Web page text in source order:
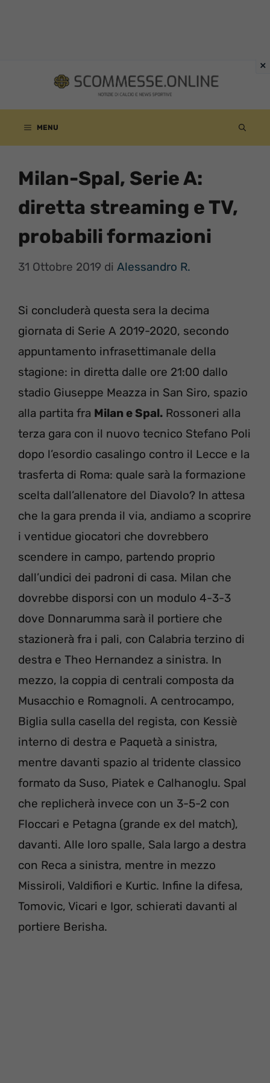
contenuto
MENU
Milan-Spal, Serie A:
diretta streaming e TV,
probabili formazioni
31 Ottobre 2019 di Alessandro R.
Si concluderà questa sera la decima
giornata di Serie A 2019-2020, secondo
appuntamento infrasettimanale della
stagione: in diretta dalle ore 21:00 dallo
stadio Giuseppe Meazza in San Siro, spazio
alla partita fra Milan e Spal. Rossoneri alla
terza gara con il nuovo tecnico Stefano Poli
dopo l’esordio casalingo contro il Lecce e la
trasferta di Roma: quale sarà la formazione
scelta dall’allenatore del Diavolo? In attesa
che la gara prenda il via, andiamo a scoprire
i ventidue giocatori che dovrebbero
scendere in campo, partendo proprio
dall’undici dei padroni di casa. Milan che
dovrebbe disporsi con un modulo 4-3-3
dove Donnarumma sarà il portiere che
stazionerà fra i pali, con Calabria terzino di
destra e Theo Hernandez a sinistra. In
mezzo, la coppia di centrali composta da
Musacchio e Romagnoli. A centrocampo,
Biglia sulla casella del regista, con Kessiè
interno di destra e Paquetà a sinistra,
mentre davanti spazio al tridente classico
formato da Suso, Piatek e Calhanoglu. Spal
che replicherà invece con un 3-5-2 con
Floccari e Petagna (grande ex del match),
davanti. Alle loro spalle, Sala largo a destra
con Reca a sinistra, mentre in mezzo
Missiroli, Valdifiori e Kurtic. Infine la difesa,
Tomovic, Vicari e Igor, schierati davanti al
portiere Berisha.